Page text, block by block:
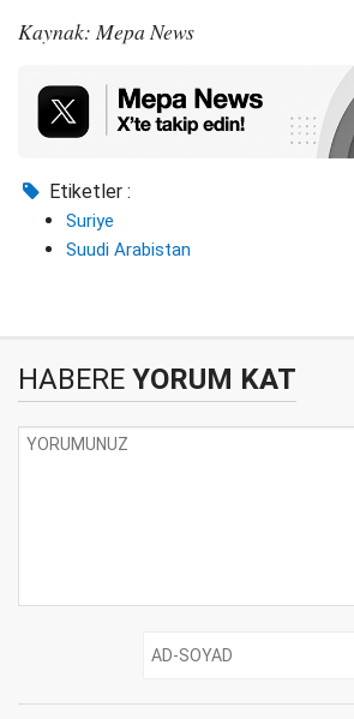
Kaynak: Mepa News
Etiketler :
Suriye
Suudi Arabistan
HABERE YORUM KAT